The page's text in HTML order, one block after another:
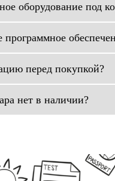
оборудование под
перед покупкой?
нет в наличии?